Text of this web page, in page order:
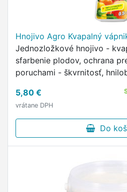
Hnojivo Agro Kvapalný
Jednozložkové hnojivo -
sfarbenie plodov, ochrana
poruchami - škvrnitosť,
5,80 €
vrátane DPH
Do